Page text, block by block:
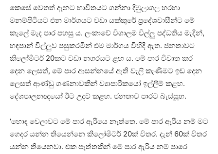
කෙසේ වෙතත් දැනට භාවිතයට ගන්නා දිඹුලාගල හරහා
මනම්පිටියට එන මාර්ගයට වඩා යක්කුරේ ප්‍රදේශවාසීන්ට මේ
කැලේ මැද පාර පහසු ය. ලංකාවේ විශාලම විල්ලු පද්ධතිය මැදින්,
හඳපාන් විල්ලුව පසුකරමින් එම මාර්ගය විහිදී ඇත. ජනතාවට
කිලෝමීටර් 20කට වඩා නගරයට ළඟ ය. මේ පාර විවෘත කර
දෙන ලෙසත්, මේ පාර ආසන්නයේ ඇති වැලි කැණීමට ඉඩ දෙන
ලෙසත් ආණ්ඩු ගණනාවකින් ව්‍යාපාරිකයෝ ඉල්ලීම් කළහ.
දේශපාලනඥයෝ ඊට උදව් කළහ. ජනතාව පාරට බැස්සූහ.
‘හොඳ වෙලාවට මේ පාර ඇරියෙ නැත්තෙ. මේ පාර ඇරිය නම් මට
ගෙදර යන්න තියෙන්නෙ කිලෝමීටර් 20ක් විතර. දැන් 60ක් විතර
යන්න තියෙනවා. එක පැත්තකින් මේ පාර ඇරිය නම් පාරෙ